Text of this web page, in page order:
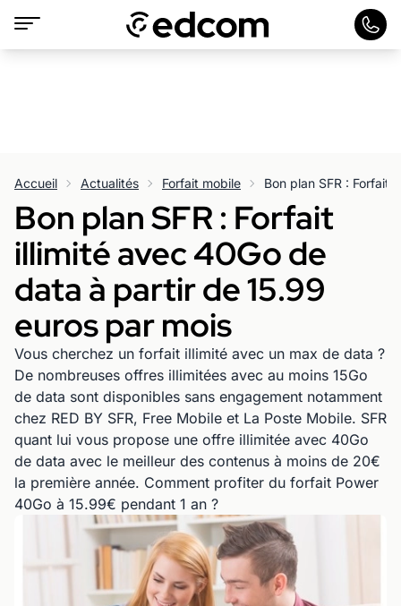
Accueil Actualités Forfait mobile
Bon plan SFR : Forfait
illimité avec 40Go de
data à partir de 15.99
euros par mois
Vous cherchez un forfait illimité avec un max de data ?
De nombreuses offres illimitées avec au moins 15Go
de data sont disponibles sans engagement notamment
chez RED BY SFR, Free Mobile et La Poste Mobile. SFR
quant lui vous propose une offre illimitée avec 40Go
de data avec le meilleur des contenus à moins de 20€
la première année. Comment profiter du forfait Power
40Go à 15.99€ pendant 1 an ?